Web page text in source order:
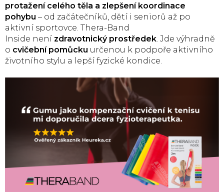
protažení celého těla a zlepšení koordinace
pohybu – od začátečníků, dětí i seniorů až po
aktivní sportovce. Thera-Band
Inside není zdravotnický prostředek . Jde výhradně
o cvičební pomůcku určenou k podpoře aktivního
životního stylu a lepší fyzické kondice.